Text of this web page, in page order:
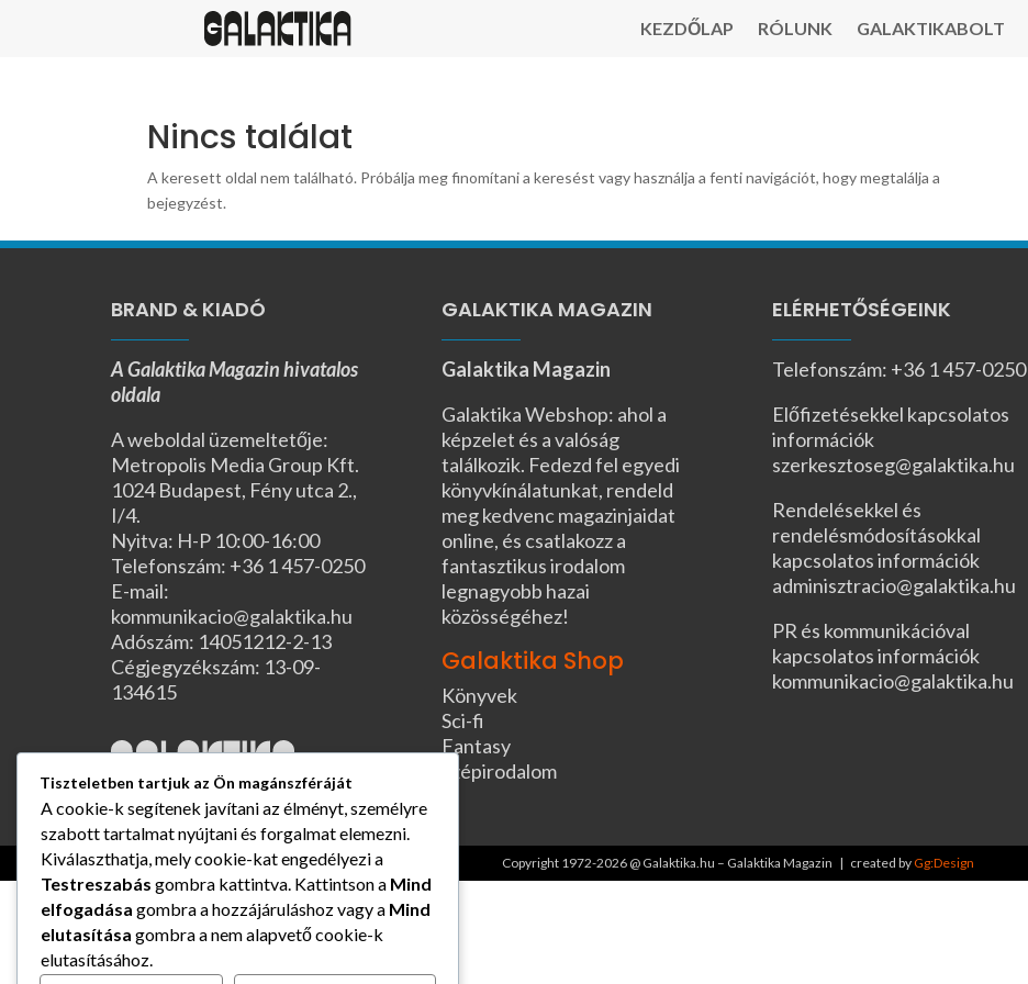
KEZDŐLAP RÓLUNK GALAKTIKABOLT
Nincs találat
A keresett oldal nem található. Próbálja meg finomítani a keresést vagy használja a fenti navigációt, hogy megtalálja a
bejegyzést.
BRAND & KIADÓ
A Galaktika Magazin hivatalos
oldala
A weboldal üzemeltetője:
Metropolis Media Group Kft.
1024 Budapest, Fény utca 2.,
I/4.
Nyitva: H-P 10:00-16:00
Telefonszám: +36 1 457-0250
E-mail:
kommunikacio@galaktika.hu
Adószám: 14051212-2-13
Cégjegyzékszám: 13-09-
134615
GALAKTIKA MAGAZIN
Galaktika Magazin
Galaktika Webshop: ahol a
képzelet és a valóság
találkozik. Fedezd fel egyedi
könyvkínálatunkat, rendeld
meg kedvenc magazinjaidat
online, és csatlakozz a
fantasztikus irodalom
legnagyobb hazai
közösségéhez!
Galaktika Shop
Könyvek
Sci-fi
Fantasy
Szépirodalom
ELÉRHETŐSÉGEINK
Telefonszám: +36 1 457-0250
Előfizetésekkel kapcsolatos
információk
szerkesztoseg@galaktika.hu
Rendelésekkel és
rendelésmódosításokkal
kapcsolatos információk
adminisztracio@galaktika.hu
PR és kommunikációval
kapcsolatos információk
kommunikacio@galaktika.hu
Copyright 1972-2026 @ Galaktika.hu – Galaktika Magazin | created byGg:Design
Tiszteletben tartjuk az Ön magánszféráját
A cookie-k segítenek javítani az élményt, személyre
szabott tartalmat nyújtani és forgalmat elemezni.
Kiválaszthatja, mely cookie-kat engedélyezi a
Testreszabás gombra kattintva. Kattintson a Mind
elfogadása gombra a hozzájáruláshoz vagy a Mind
elutasítása gombra a nem alapvető cookie-k
elutasításához.